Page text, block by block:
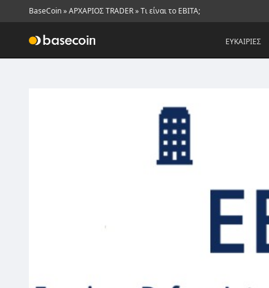
BaseCoin»ΑΡΧΑΡΙΟΣ TRADER»Τι είναι το EBITA;
ΕΥΚΑΙΡΙΕΣ